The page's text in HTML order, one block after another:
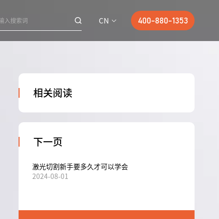
CN 400-880-1353
相关阅读
下一页
激光切割新手要多久才可以学会
2024-08-01